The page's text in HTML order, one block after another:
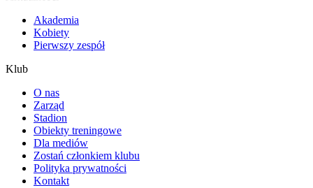
Akademia
Kobiety
Pierwszy zespół
Klub
O nas
Zarząd
Stadion
Obiekty treningowe
Dla mediów
Zostań członkiem klubu
Polityka prywatności
Kontakt